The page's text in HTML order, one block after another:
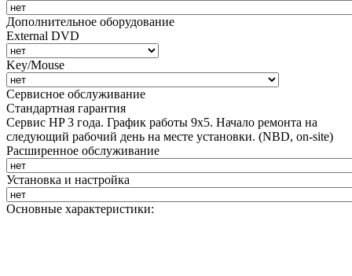
Дополнительное оборудование
External DVD
Key/Mouse
Сервисное обслуживание
Стандартная гарантия
Сервис HP 3 года. График работы 9х5. Начало ремонта на
следующий рабочий день на месте установки. (NBD, on-site)
Расширенное обслуживание
Установка и настройка
Основные характеристики: